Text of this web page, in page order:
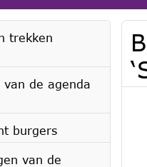
trekken
van de agenda
burgers
van de